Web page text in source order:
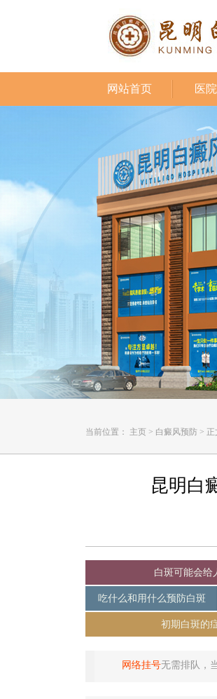
网站首页 医
当前位置： 主页 > 白癜风预防 > 正
昆明白
白斑可能会给
吃什么和用什么预防白斑
初期白斑的
网络挂号无需排队，